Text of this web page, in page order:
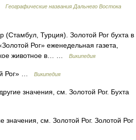
Географические названия Дальнего Востока
Турция). Золотой Рог бухта в
Рог» еженедельная газета,
животное в… …
Википедия
Рог» … Википедия
значения, см. Золотой Рог. Бухта
см. Золотой Рог. Золотой Рог